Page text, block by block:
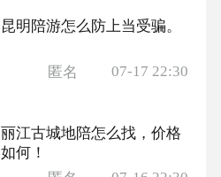
昆明陪游怎么防上当受骗。
匿名 07-17 22:30
丽江古城地陪怎么找，价格
如何！